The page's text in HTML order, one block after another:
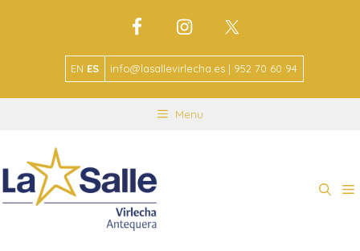
EN ES info@lasallevirlecha.es | 952 70 60 94
Menu